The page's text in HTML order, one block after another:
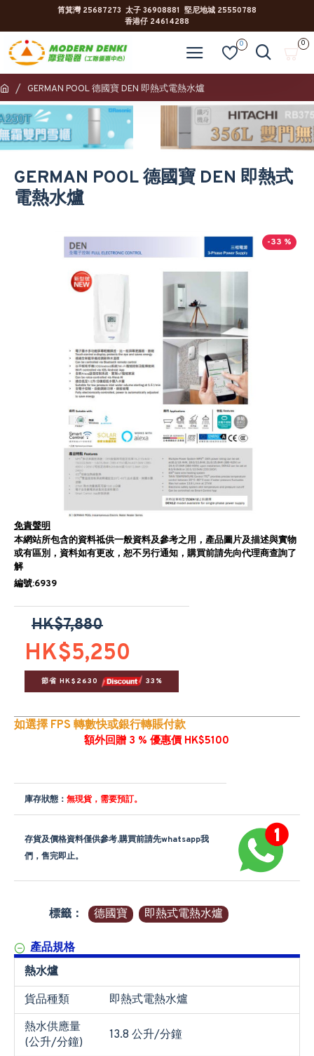
筲箕灣 25687273 太子 36908881 堅尼地城 25550788
香港仔 24614288
0 0
GERMAN POOL 德國寶 DEN 即熱式電熱水爐
GERMAN POOL 德國寶 DEN 即熱式
電熱水爐
-33 %
免責聲明
本網站所包含的資料祗供一般資料及參考之用，產品圖片及描述與實物
或有區別，資料如有更改，恕不另行通知，購買前請先向代理商查詢了
解
編號:6939
HK$5,250
HK$7,880
節省 HK$2630 33%
如選擇 FPS 轉數快或銀行轉賬付款
額外回贈 3 % 優惠價 HK$5100
庫存狀態： 無現貨，需要預訂。
存貨及價格資料僅供參考,購買前請先whatsapp我
們，售完即止。
標籤： 德國寶 即熱式電熱水爐
產品規格
熱水爐
貨品種類
即熱式電熱水爐
熱水供應量
(公升/分鐘)
13.8 公升/分鐘